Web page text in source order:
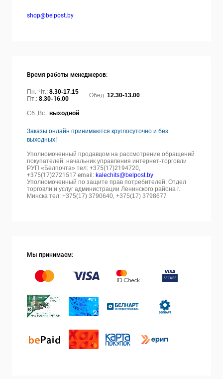
shop@belpost.by
Время работы менеджеров:
Пн.-Чт.: 8.30-17.15
Пт.: 8.30-16.00 Обед: 12.30-13.00
Сб.,Вс.: выходной
Заказы онлайн принимаются круглосуточно и без
выходных!
Уполномоченный продавцом на рассмотрение обращений
покупателей: начальник управления интернет-торговли
РУП «Белпочта» тел: +375(17)2194720,
+375(17)2721517 email: kalechits@belpost.by
Уполномоченный по защите прав потребителей: Отдел
торговли и услуг администрации Ленинского района г.
Минска тел: +375(17) 3790640, +375(17) 3798677
Мы принимаем: